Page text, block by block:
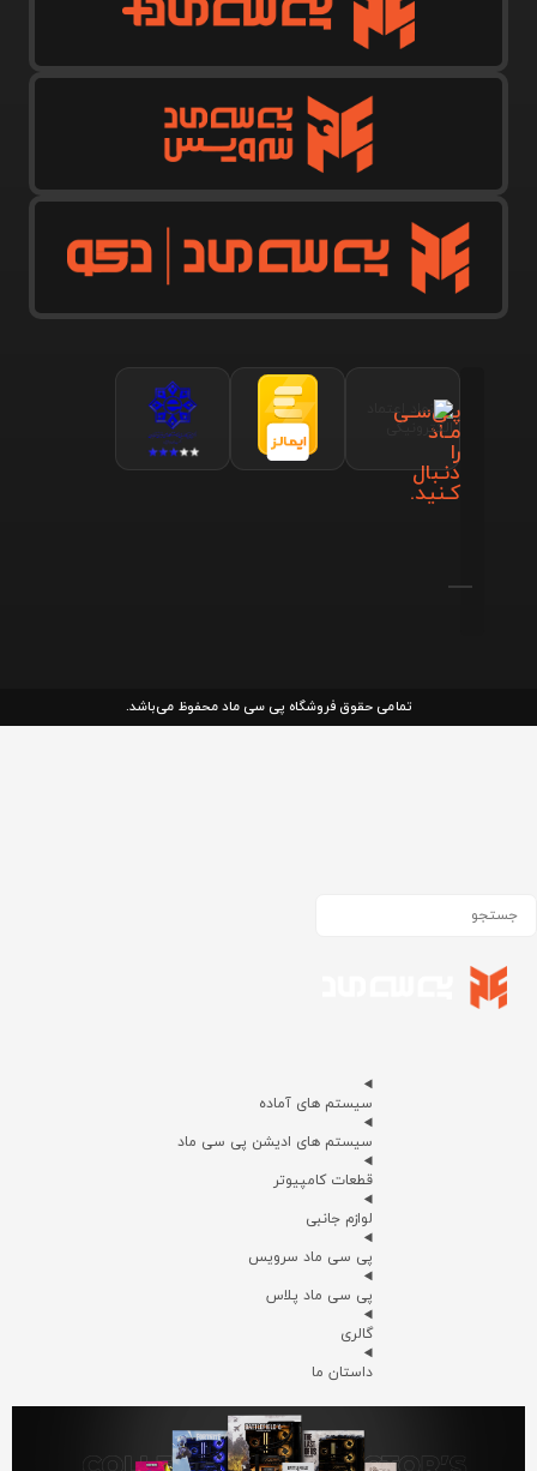
پـی‌سـی
مـاد
را
دنـبال
کـنید.
تمامی حقوق فروشگاه پی سی ماد محفوظ می‌باشد.
سیستم های آماده
سیستم های ادیشن پی سی ماد
قطعات کامپیوتر
لوازم جانبی
پی سی ماد سرویس
پی سی ماد پلاس
گالری
داستان ما